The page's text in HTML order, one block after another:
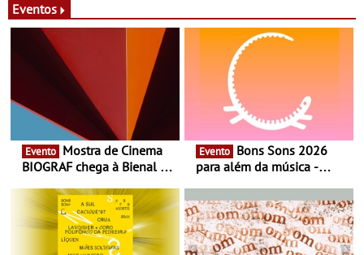
Eventos
Evento
BIOGRAF chega à Bienal de
Documentário, ensaio
fílmico e práticas artísticas
Evento
para além da música -
percursos, oficinas,
atividades para toda a
família e muito mais